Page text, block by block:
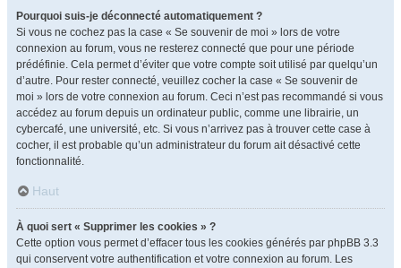
Pourquoi suis-je déconnecté automatiquement ?
Si vous ne cochez pas la case « Se souvenir de moi » lors de votre
connexion au forum, vous ne resterez connecté que pour une période
prédéfinie. Cela permet d’éviter que votre compte soit utilisé par quelqu’un
d’autre. Pour rester connecté, veuillez cocher la case « Se souvenir de
moi » lors de votre connexion au forum. Ceci n’est pas recommandé si vous
accédez au forum depuis un ordinateur public, comme une librairie, un
cybercafé, une université, etc. Si vous n’arrivez pas à trouver cette case à
cocher, il est probable qu’un administrateur du forum ait désactivé cette
fonctionnalité.
Haut
À quoi sert « Supprimer les cookies » ?
Cette option vous permet d’effacer tous les cookies générés par phpBB 3.3
qui conservent votre authentification et votre connexion au forum. Les